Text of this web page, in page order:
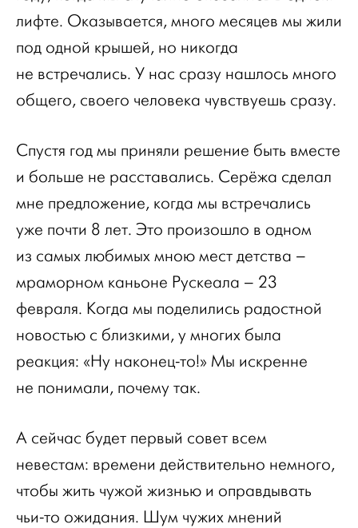
лифте. Оказывается, много месяцев мы жили
под одной крышей, но никогда
не встречались. У нас сразу нашлось много
общего, своего человека чувствуешь сразу.
Спустя год мы приняли решение быть вместе
и больше не расставались. Серёжа сделал
мне предложение, когда мы встречались
уже почти 8 лет. Это произошло в одном
из самых любимых мною мест детства –
мраморном каньоне Рускеала – 23
февраля. Когда мы поделились радостной
новостью с близкими, у многих была
реакция: «Ну наконец-то!» Мы искренне
не понимали, почему так.
А сейчас будет первый совет всем
невестам: времени действительно немного,
чтобы жить чужой жизнью и оправдывать
чьи-то ожидания. Шум чужих мнений